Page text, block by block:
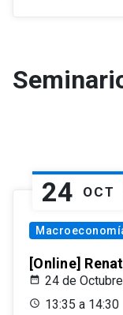
24 OCT
[Online]
24 de
13:35 a 14:30